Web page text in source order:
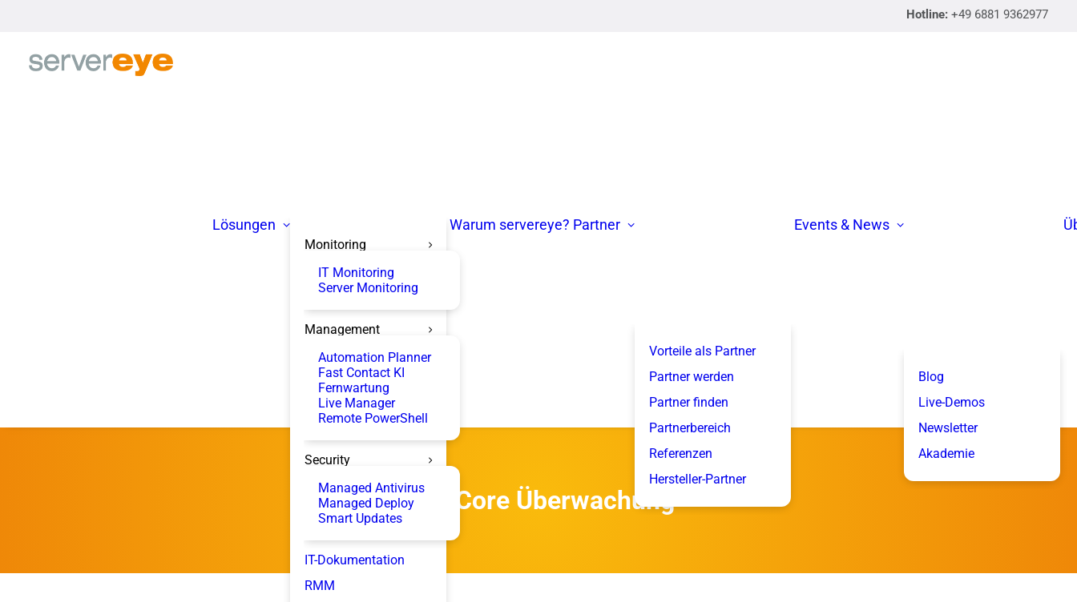
Hotline: +49 6881 9362977
Lösungen
Monitoring
IT Monitoring
Server Monitoring
Management
Automation Planner
Fast Contact KI
Fernwartung
Live Manager
Remote PowerShell
Security
Managed Antivirus
Managed Deploy
Smart Updates
IT-Dokumentation
RMM
Warum servereye? Partner
Vorteile als Partner
Partner werden
Partner finden
Partnerbereich
Referenzen
Hersteller-Partner
Events & News
Blog
Live-Demos
Newsletter
Akademie
DataCore Überwachung